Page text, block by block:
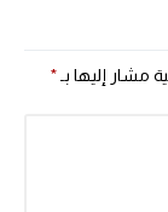
مشار إليها بـ*